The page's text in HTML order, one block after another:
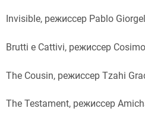
Invisible, режиссер Pablo
Brutti e Cattivi, режиссер
The Cousin, режиссер Tzahi
The Testament, режиссер